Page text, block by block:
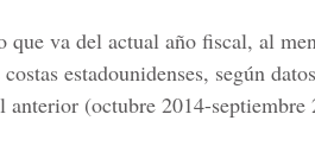
que va del actual año fiscal, al
costas estadounidenses, según
anterior (octubre 2014-